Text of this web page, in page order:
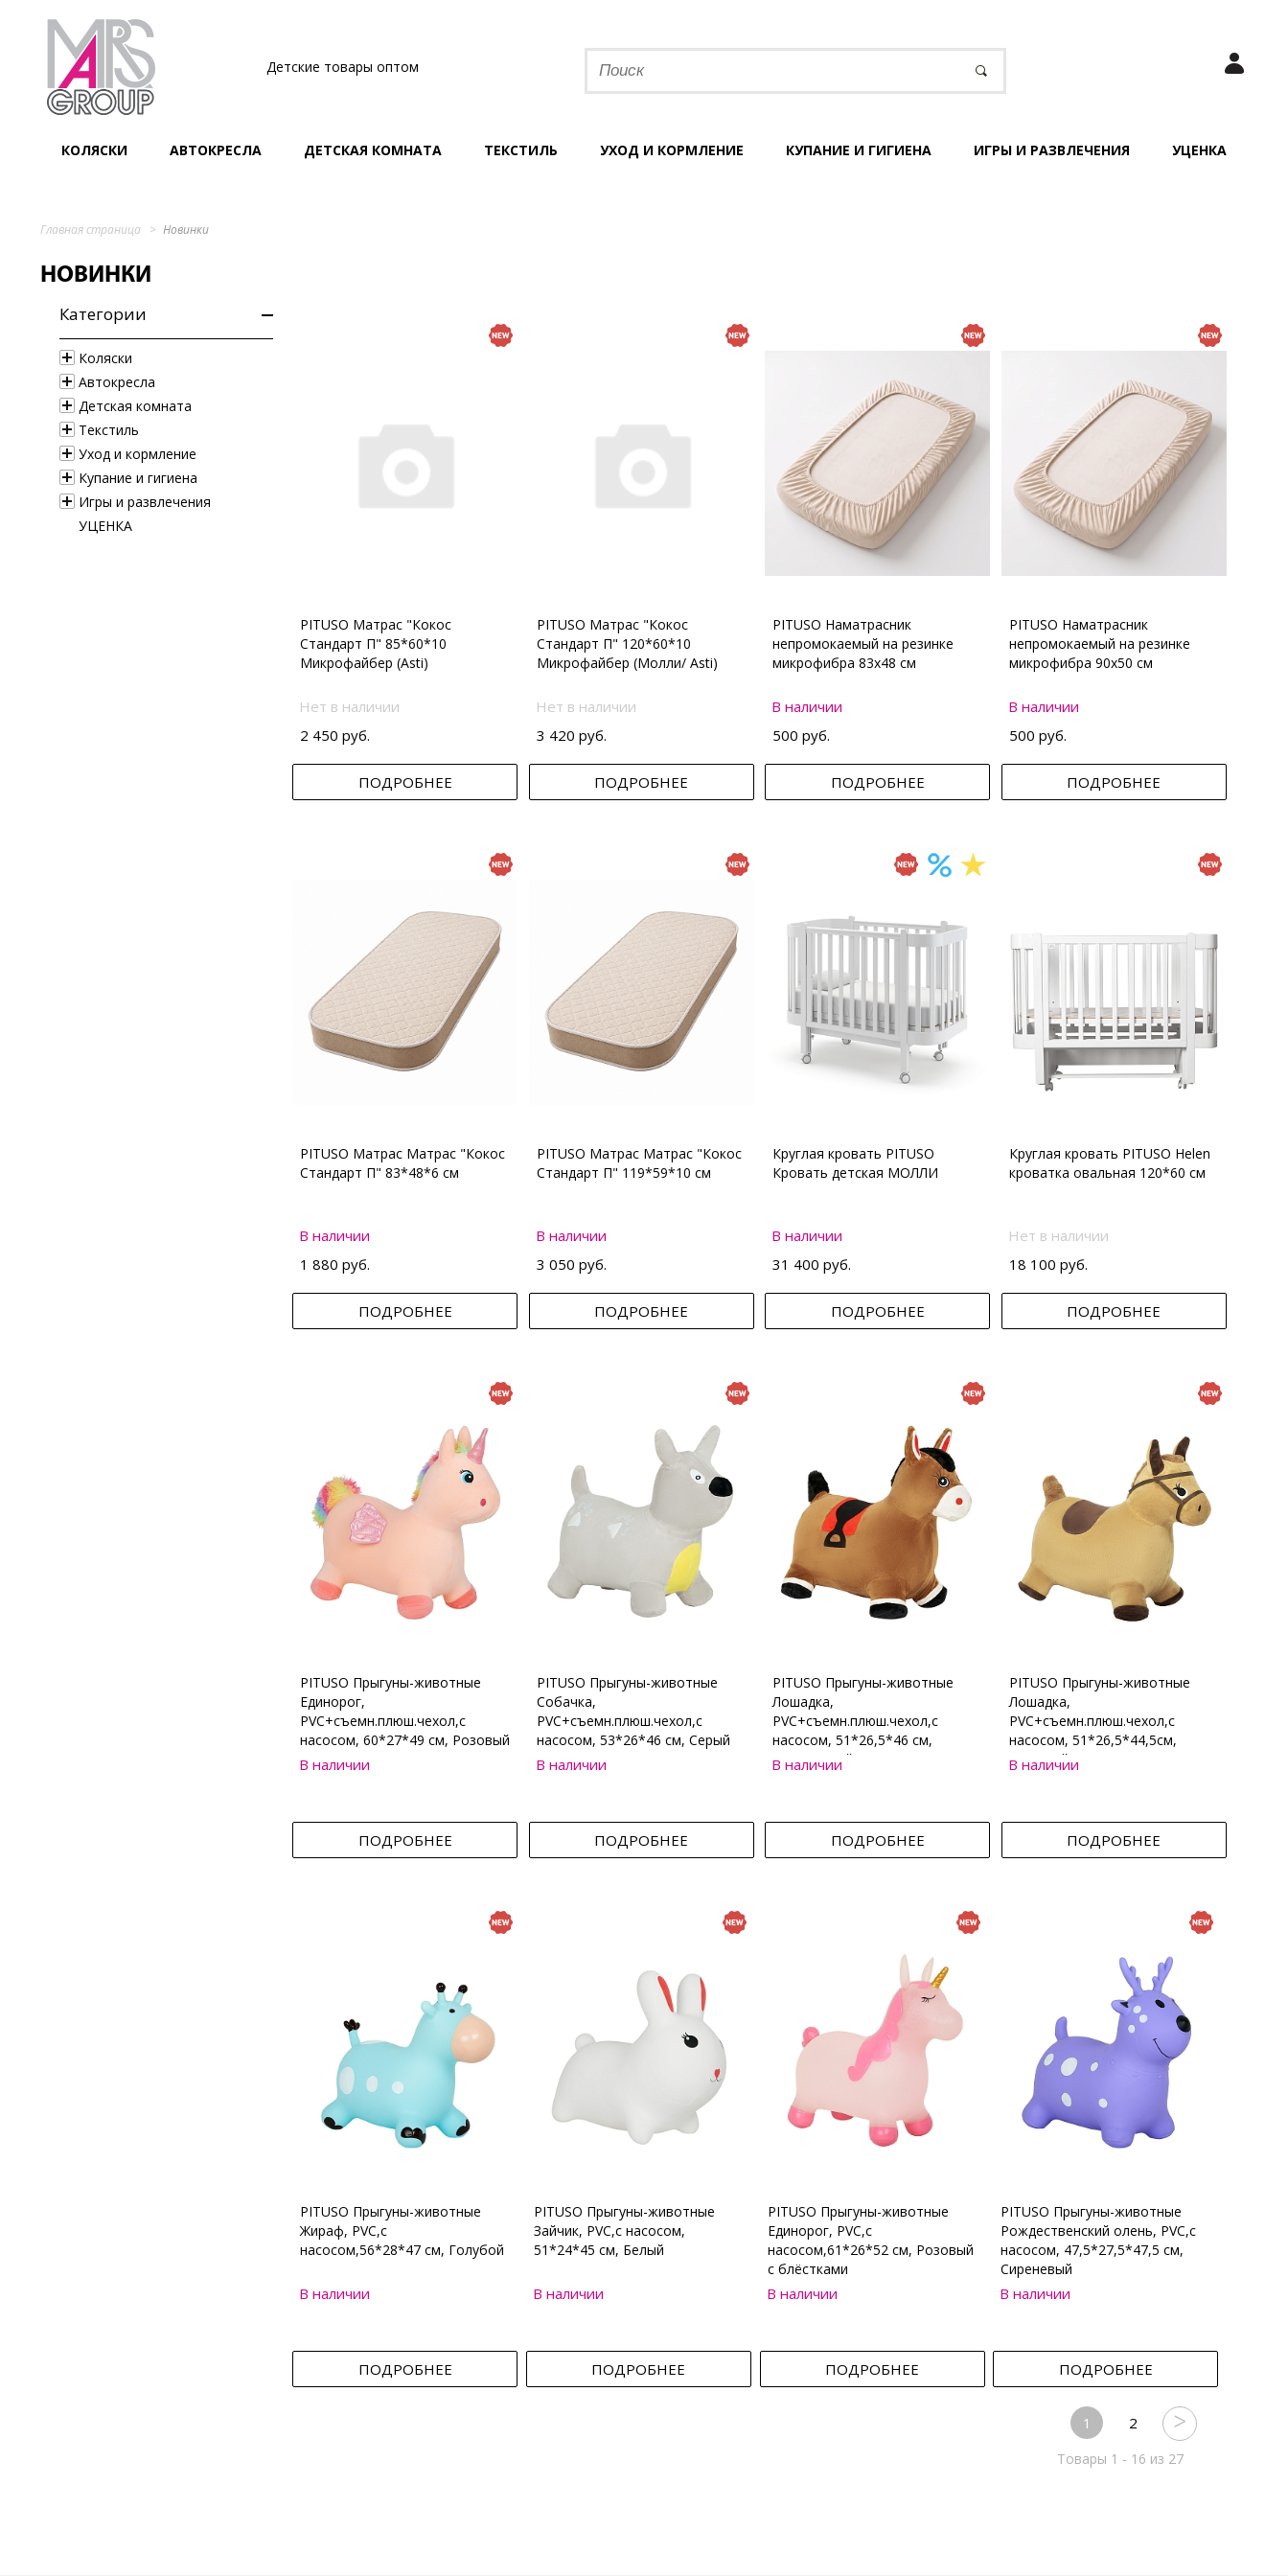
Детские товары оптом
КОЛЯСКИ АВТОКРЕСЛА ДЕТСКАЯ КОМНАТА ТЕКСТИЛЬ УХОД И КОРМЛЕНИЕ КУПАНИЕ И ГИГИЕНА ИГРЫ И РАЗВЛЕЧЕНИЯ УЦЕНКА
Главная страница Новинки
НОВИНКИ
Категории
Коляски
Автокресла
Детская комната
Текстиль
Уход и кормление
Купание и гигиена
Игры и развлечения
УЦЕНКА
PITUSO Матрас "Кокос
Стандарт П" 85*60*10
Микрофайбер (Asti)
Нет в наличии
2 450 руб.
ПОДРОБНЕЕ
PITUSO Матрас "Кокос
Стандарт П" 120*60*10
Микрофайбер (Молли/ Asti)
Нет в наличии
3 420 руб.
ПОДРОБНЕЕ
PITUSO Наматрасник
непромокаемый на резинке
микрофибра 83х48 см
В наличии
500 руб.
ПОДРОБНЕЕ
PITUSO Наматрасник
непромокаемый на резинке
микрофибра 90х50 см
В наличии
500 руб.
ПОДРОБНЕЕ
PITUSO Матрас Матрас "Кокос
Стандарт П" 83*48*6 см
В наличии
1 880 руб.
ПОДРОБНЕЕ
PITUSO Матрас Матрас "Кокос
Стандарт П" 119*59*10 см
В наличии
3 050 руб.
ПОДРОБНЕЕ
Круглая кровать PITUSO
Кровать детская МОЛЛИ
В наличии
31 400 руб.
ПОДРОБНЕЕ
Круглая кровать PITUSO Helen
кроватка овальная 120*60 см
Нет в наличии
18 100 руб.
ПОДРОБНЕЕ
PITUSO Прыгуны-животные
Единорог,
PVC+съемн.плюш.чехол,с
насосом, 60*27*49 см, Розовый
В наличии
ПОДРОБНЕЕ
PITUSO Прыгуны-животные
Собачка,
PVC+съемн.плюш.чехол,с
насосом, 53*26*46 см, Серый
В наличии
ПОДРОБНЕЕ
PITUSO Прыгуны-животные
Лошадка,
PVC+съемн.плюш.чехол,с
насосом, 51*26,5*46 см,
Коричневый
В наличии
ПОДРОБНЕЕ
PITUSO Прыгуны-животные
Лошадка,
PVC+съемн.плюш.чехол,с
насосом, 51*26,5*44,5см,
Бежевый
В наличии
ПОДРОБНЕЕ
PITUSO Прыгуны-животные
Жираф, PVC,с
насосом,56*28*47 см, Голубой
В наличии
ПОДРОБНЕЕ
PITUSO Прыгуны-животные
Зайчик, PVC,с насосом,
51*24*45 см, Белый
В наличии
ПОДРОБНЕЕ
PITUSO Прыгуны-животные
Единорог, PVC,с
насосом,61*26*52 см, Розовый
с блёстками
В наличии
ПОДРОБНЕЕ
PITUSO Прыгуны-животные
Рождественский олень, PVC,с
насосом, 47,5*27,5*47,5 см,
Сиреневый
В наличии
ПОДРОБНЕЕ
1 2
Товары 1 - 16 из 27